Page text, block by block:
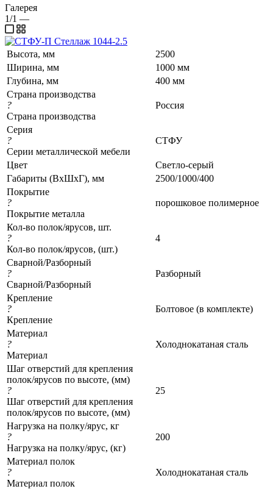
Галерея
1/1 —
Высота, мм
2500
Ширина, мм
1000 мм
Глубина, мм
400 мм
Страна производства
?
Страна производства
Россия
Серия
?
Серии металлической мебели
СТФУ
Цвет
Светло-серый
Габариты (ВхШхГ), мм
2500/1000/400
Покрытие
?
Покрытие металла
порошковое полимерное
Кол-во полок/ярусов, шт.
?
Кол-во полок/ярусов, (шт.)
4
Сварной/Разборный
?
Сварной/Разборный
Разборный
Крепление
?
Крепление
Болтовое (в комплекте)
Материал
?
Материал
Холоднокатаная сталь
Шаг отверстий для крепления
полок/ярусов по высоте, (мм)
?
Шаг отверстий для крепления
полок/ярусов по высоте, (мм)
25
Нагрузка на полку/ярус, кг
?
Нагрузка на полку/ярус, (кг)
200
Материал полок
?
Материал полок
Холоднокатаная сталь